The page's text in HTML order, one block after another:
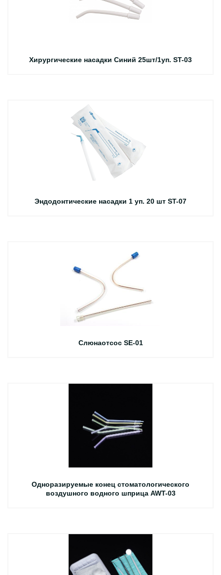
Хирургические насадки Синий 25шт/1уп. ST-03
Эндодонтические насадки 1 уп. 20 шт ST-07
Слюнаотсос SE-01
Одноразируемые конец стоматологического
воздушного водного шприца AWT-03